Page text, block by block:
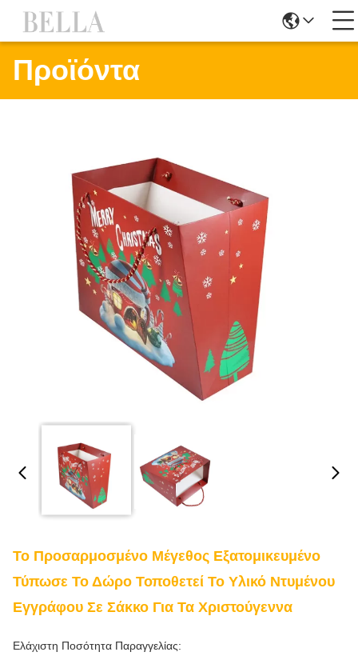
Προϊόντα
Το Προσαρμοσμένο Μέγεθος Εξατομικευμένο
Τύπωσε Το Δώρο Τοποθετεί Το Υλικό Ντυμένου
Εγγράφου Σε Σάκκο Για Τα Χριστούγεννα
Ελάχιστη Ποσότητα Παραγγελίας: